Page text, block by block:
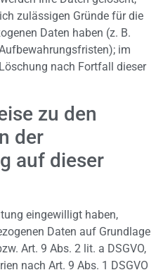
zulässigen Gründe für die
Daten haben (z. B.
im
nach Fortfall dieser
zu den
der
auf dieser
eingewilligt haben,
Daten auf Grundlage
Art. 9 Abs. 2 lit. a DSGVO,
nach Art. 9 Abs. 1 DSGVO